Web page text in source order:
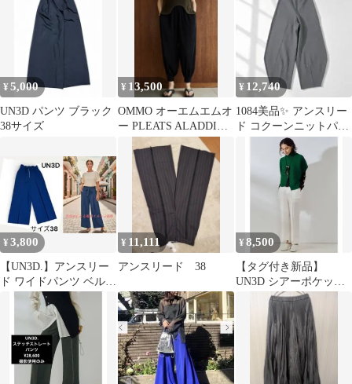
¥5,000
UN3D パンツ ブラック
38サイズ
¥ 13,500
OMMO オーエムエムオ
ー PLEATS ALADDIN
¥ 12,740
1084美品✨ アンスリー
ド コクーンニットパン
ツ グレー 定価3万
¥3,800
【UN3D.】アンスリー
ド ワイドパンツ ベルテ
ッド ブルー サイズ38
¥ 11,111
アンスリード 38
¥8,500
【タグ付き新品】
UN3D シアーポケット
パンツ ホワイト